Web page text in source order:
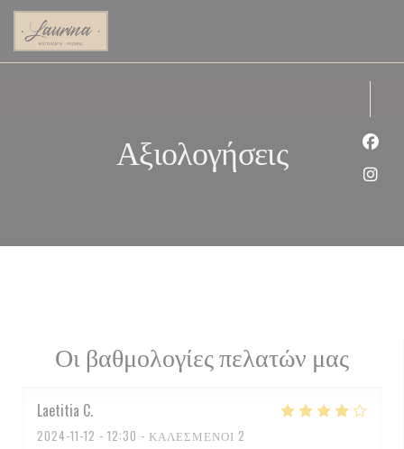
Πίνακας διαχείρισης "Μπισκότων" (Cookies)
Αξιολογήσεις
Οι βαθμολογίες πελατών μας
Laetitia C
2024-11-12 - 12:30 - ΚΑΛΕΣΜΈΝΟΙ 2